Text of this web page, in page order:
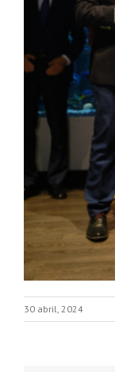
30 abril, 2024